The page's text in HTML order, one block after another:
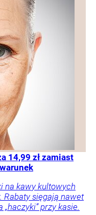
14,99 zł zamiast
na kawy kultowych
Rabaty sięgają nawet
przy kasie.